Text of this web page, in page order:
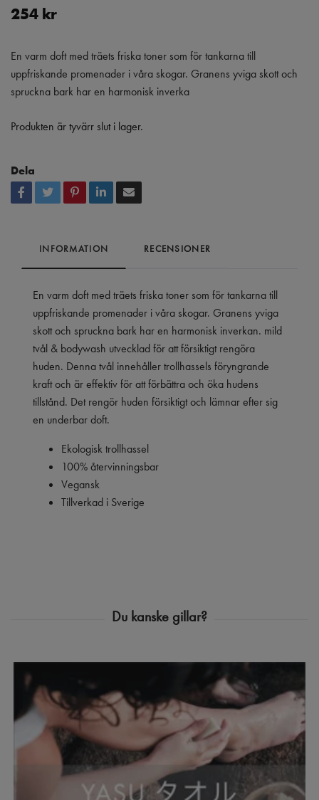
254 kr
En varm doft med träets friska toner som för tankarna till
uppfriskande promenader i våra skogar. Granens yviga skott och
spruckna bark har en harmonisk inverka
Produkten är tyvärr slut i lager.
Dela
INFORMATION RECENSIONER
En varm doft med träets friska toner som för tankarna till
uppfriskande promenader i våra skogar. Granens yviga
skott och spruckna bark har en harmonisk inverkan. mild
tvål & bodywash utvecklad för att försiktigt rengöra
huden. Denna tvål innehåller trollhassels föryngrande
kraft och är effektiv för att förbättra och öka hudens
tillstånd. Det rengör huden försiktigt och lämnar efter sig
en underbar doft.
Ekologisk trollhassel
100% återvinningsbar
Vegansk
Tillverkad i Sverige